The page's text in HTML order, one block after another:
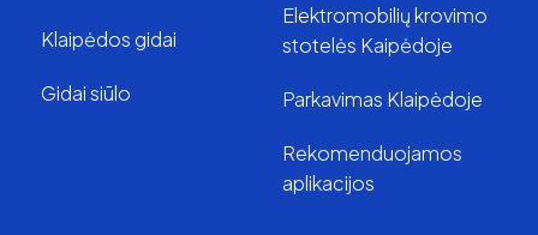
Klaipėdos gidai
Gidai siūlo
Elektromobilių krovimo
stotelės Kaipėdoje
Parkavimas Klaipėdoje
Rekomenduojamos
aplikacijos